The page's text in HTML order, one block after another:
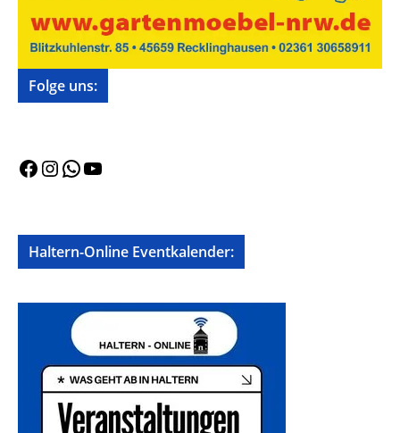
Folge uns:
Facebook
Instagram
WhatsApp
YouTube
Haltern-Online Eventkalender: